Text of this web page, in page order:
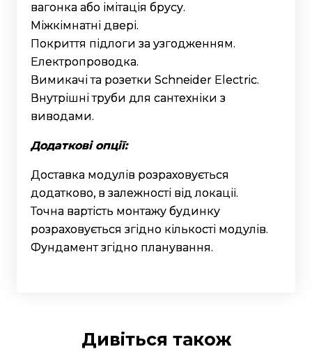
вагонка або імітація брусу.
Міжкімнатні двері.
Покриття підлоги за узгодженням.
Електропроводка.
Вимикачі та розетки Schneider Electric.
Внутрішні труби для сантехніки з
виводами.
Додаткові опції:
Доставка модулів розраховується
додатково, в залежності від локації.
Точна вартість монтажу будинку
розраховується згідно кількості модулів.
Фундамент згідно планування.
Дивіться також